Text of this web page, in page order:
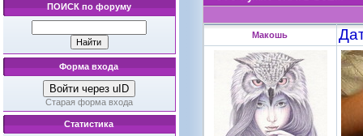
ПОИСК по форуму
Форма входа
Войти через uID
Старая форма входа
Статистика
Макошь